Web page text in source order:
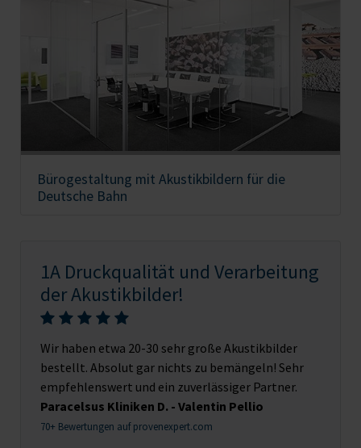
Bürogestaltung mit Akustikbildern für die
Deutsche Bahn
1A Druckqualität und Verarbeitung
der Akustikbilder!
Wir haben etwa 20-30 sehr große Akustikbilder
bestellt. Absolut gar nichts zu bemängeln! Sehr
empfehlenswert und ein zuverlässiger Partner.
Paracelsus Kliniken D. - Valentin Pellio
70+ Bewertungen auf provenexpert.com